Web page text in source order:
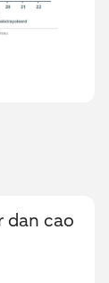
dan cao